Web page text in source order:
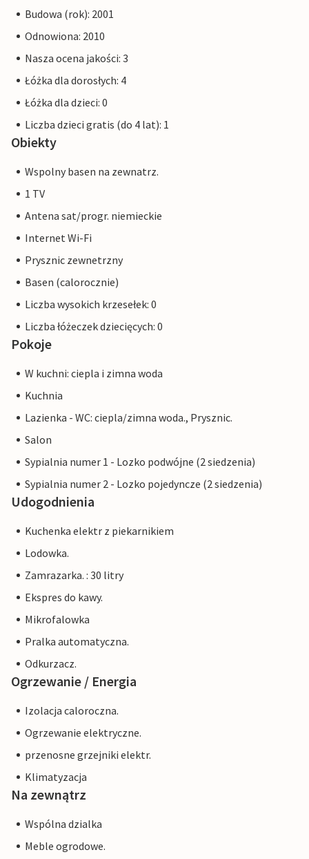
Budowa (rok): 2001
Odnowiona: 2010
Nasza ocena jakości: 3
Łóżka dla dorosłych: 4
Łóżka dla dzieci: 0
Liczba dzieci gratis (do 4 lat): 1
Obiekty
Wspolny basen na zewnatrz.
1 TV
Antena sat/progr. niemieckie
Internet Wi-Fi
Prysznic zewnetrzny
Basen (calorocznie)
Liczba wysokich krzesełek: 0
Liczba łóżeczek dziecięcych: 0
Pokoje
W kuchni: ciepla i zimna woda
Kuchnia
Lazienka - WC: ciepla/zimna woda., Prysznic.
Salon
Sypialnia numer 1 - Lozko podwójne (2 siedzenia)
Sypialnia numer 2 - Lozko pojedyncze (2 siedzenia)
Udogodnienia
Kuchenka elektr z piekarnikiem
Lodowka.
Zamrazarka. : 30 litry
Ekspres do kawy.
Mikrofalowka
Pralka automatyczna.
Odkurzacz.
Ogrzewanie / Energia
Izolacja caloroczna.
Ogrzewanie elektryczne.
przenosne grzejniki elektr.
Klimatyzacja
Na zewnątrz
Wspólna dzialka
Meble ogrodowe.